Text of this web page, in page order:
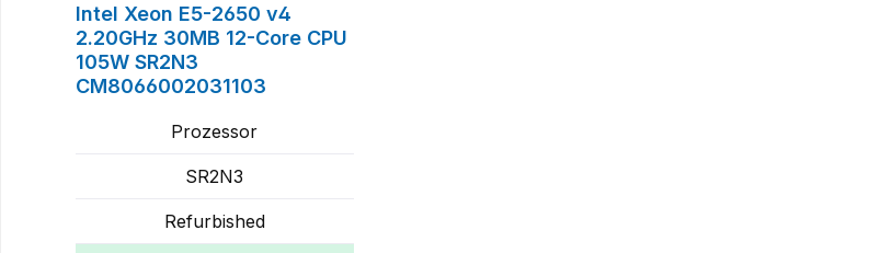
Intel Xeon E5-2650 v4
2.20GHz 30MB 12-Core CPU
105W SR2N3
CM8066002031103
Prozessor
SR2N3
Refurbished